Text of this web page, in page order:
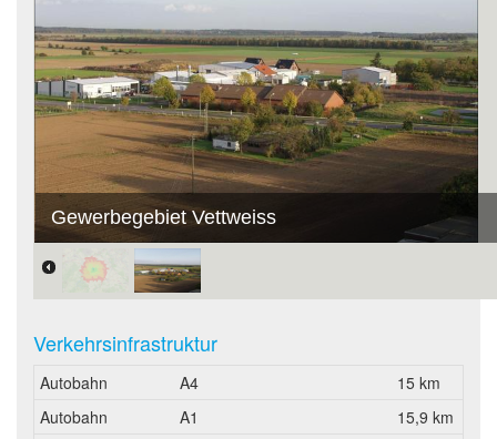
Gewerbegebiet Vettweiss
Verkehrsinfrastruktur
Autobahn A4
15 km
Autobahn
A1
15,9 km